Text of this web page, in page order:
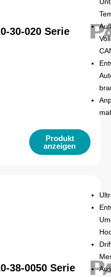
30-020 Serie
Produkt
anzeigen
38-0050 Serie